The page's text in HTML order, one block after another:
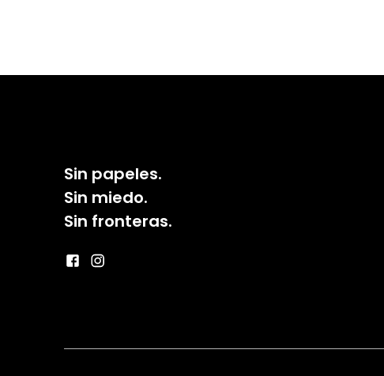
Sin papeles.
Sin miedo.
Sin fronteras.